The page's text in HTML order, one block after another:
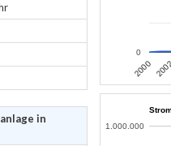
in
2000
0
1.000.000